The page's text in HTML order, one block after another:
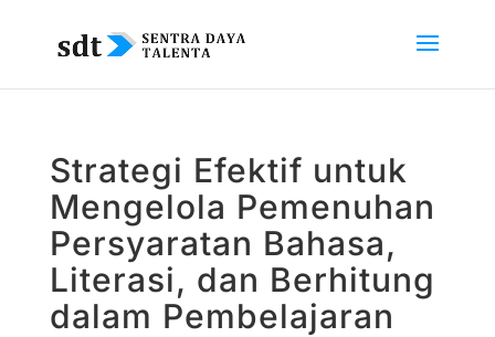
Strategi Efektif untuk
Mengelola Pemenuhan
Persyaratan Bahasa,
Literasi, dan Berhitung
dalam Pembelajaran